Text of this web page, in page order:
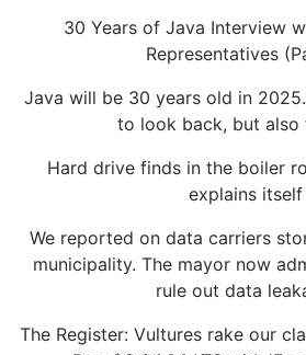
30 Years of Java Interview
Representatives
Java will be 30 years old in
to look back, but also
Hard drive finds in the boiler
explains itself
We reported on data carriers
municipality. The mayor now
rule out data
The Register: Vultures rake our